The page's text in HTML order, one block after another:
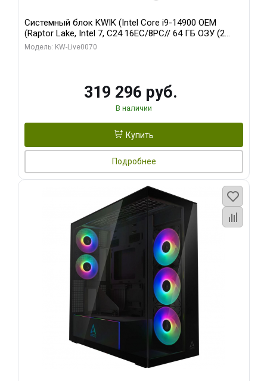
Системный блок KWIK (Intel Core i9-14900 OEM
(Raptor Lake, Intel 7, C24 16EC/8PC// 64 ГБ ОЗУ (2
модуля)/ Gigabyte RTX5080 XTREME WATERFORCE
Модель: KW-Live0070
319 296 руб.
В наличии
Купить
Подробнее